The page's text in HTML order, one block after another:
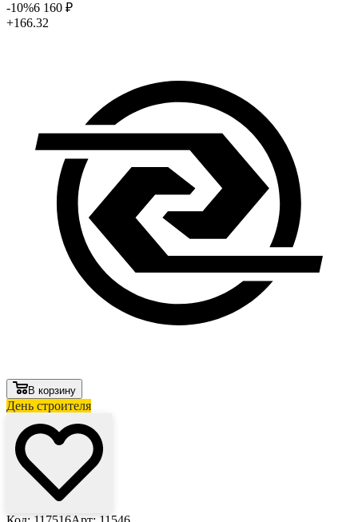
-10%6 160 ₽
+166.32
В корзину
День строителя